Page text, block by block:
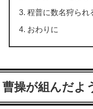
程普に数名狩られ
おわりに
操が組んだよ